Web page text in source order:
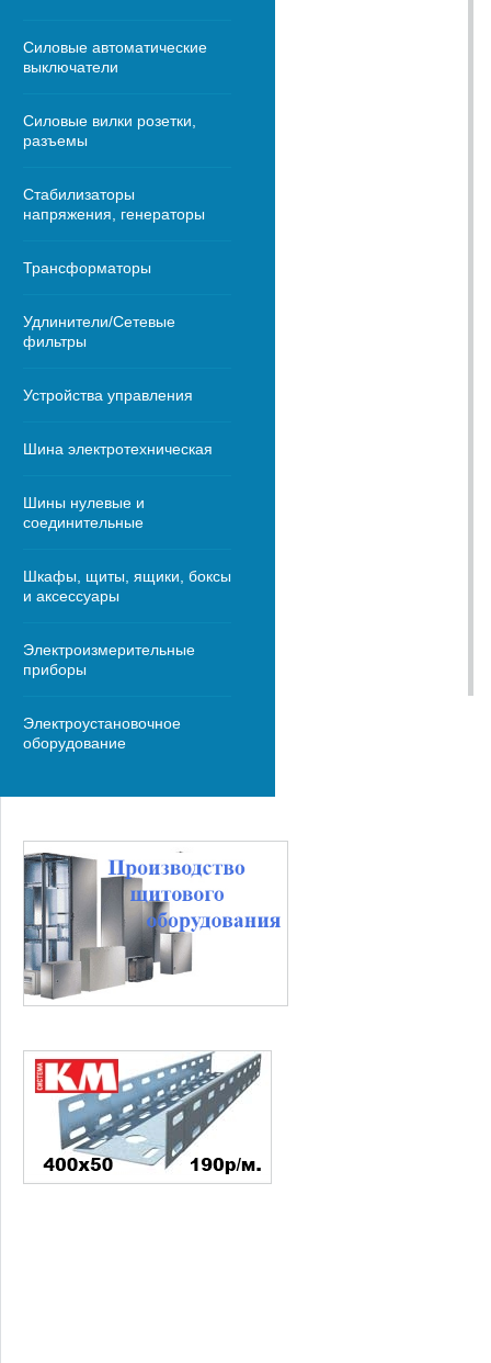
Силовые автоматические
выключатели
Силовые вилки розетки,
разъемы
Стабилизаторы
напряжения, генераторы
Трансформаторы
Удлинители/Сетевые
фильтры
Устройства управления
Шина электротехническая
Шины нулевые и
соединительные
Шкафы, щиты, ящики, боксы
и аксессуары
Электроизмерительные
приборы
Электроустановочное
оборудование